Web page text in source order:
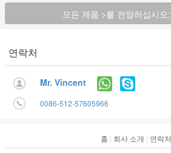
모든 제품 >를 전망하십시오;
연락처
Mr. Vincent
0086-512-57605966
홈 | 회사 소개 | 연락처